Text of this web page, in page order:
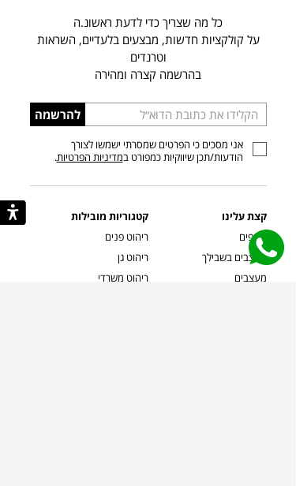
כל מה שצריך כדי לדעת ראשונ.ה
על קולקציות חדשות, מבצעים בלעדיים, השראות
וטרנדים
בהרשמה קצרה ומהירה
הכניסו
כתובת
דוא”ל
להרשמה
אני מסכים כי הפרטים שמסרתי ישמשו לצורך
הודעות/תכן שיווקיות כמפורט במדיניות הפרטיות.
קצת עלינו
סניפים
מעצבים בשבילך
מעצבים
קטגוריות מובילות
ריהוט פנים
ריהוט גן
ריהוט משרדי